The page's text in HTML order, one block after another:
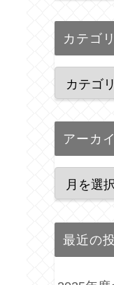
カテゴ
アーカ
最近の